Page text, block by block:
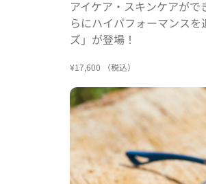
アイケア・スキンケアが
らにハイパフォーマンス
ズ」が登場！
¥17,600 （税込）